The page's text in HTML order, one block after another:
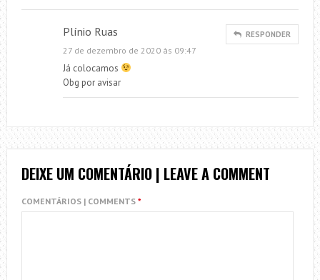
Plínio Ruas RESPONDER
27 de dezembro de 2020 às 09:47
Já colocamos
Obg por avisar
DEIXE UM COMENTÁRIO | LEAVE A COMMENT
COMENTÁRIOS | COMMENTS *